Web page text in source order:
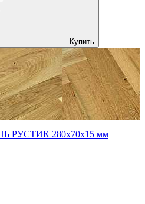
Купить
280x70x15 мм